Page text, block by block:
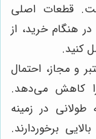
قطعات اصلی
هنگام خرید، از
کنید.
و مجاز، احتمال
کاهش می‌دهد.
طولانی در زمینه
برخوردارند.